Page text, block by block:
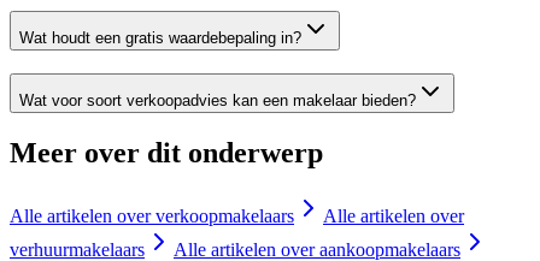
Wat houdt een gratis waardebepaling in?
Wat voor soort verkoopadvies kan een makelaar bieden?
Meer over dit onderwerp
Alle artikelen oververkoopmakelaars
Alle artikelen over
verhuurmakelaars
Alle artikelen overaankoopmakelaars